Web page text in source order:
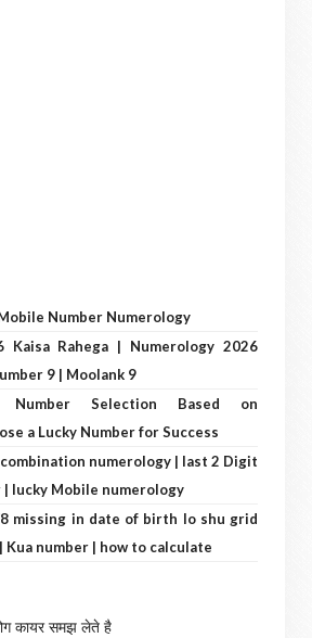
Number Numerology
Kaisa Rahega | Numerology 2026
9 | Moolank 9
Number Selection Based on
a Lucky Number for Success
numerology | last 2 Digit
| lucky Mobile numerology
missing in date of birth lo shu grid
Kua number | how to calculate
कायर समझ लेते है